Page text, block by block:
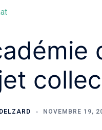
NOVEMBRE 19,